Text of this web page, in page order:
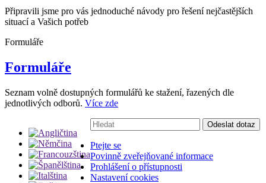
Připravili jsme pro vás jednoduché návody pro řešení nejčastějších
situací a Vašich potřeb
Formuláře
Formuláře
Seznam volně dostupných formulářů ke stažení, řazených dle
jednotlivých odborů. Více zde
Vyhledávání:
Odeslat dotaz
Ptejte se
Povinně zveřejňované informace
Prohlášení o přístupnosti
Nastavení cookies